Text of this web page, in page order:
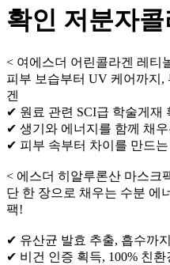
확인 저분자
< 여에스더 어린콜라겐 레티
피부 보습부터 UV 케어까지
겐
✔ 원료 관련 SCI급 학술게재
✔ 생기와 에너지를 함께 채
✔ 피부 속부터 차이를 만드
< 에스더 히알루론산 마스크
단 한 장으로 채우는 수분 에
팩!
✔ 유산균 발효 추출, 흡수까
✔ 비건 인증 획득, 100% 친